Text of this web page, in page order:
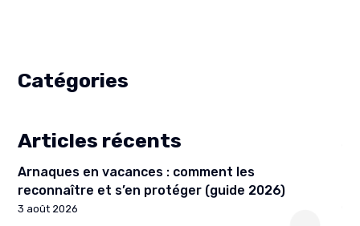
Catégories
Articles récents
Arnaques en vacances : comment les
reconnaître et s’en protéger (guide 2026)
3 août 2026